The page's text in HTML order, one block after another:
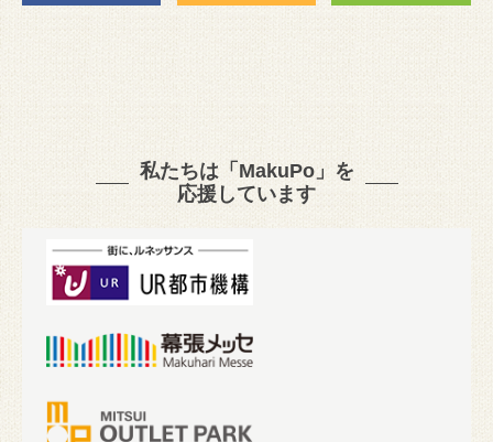
私たちは「MakuPo」を
応援しています